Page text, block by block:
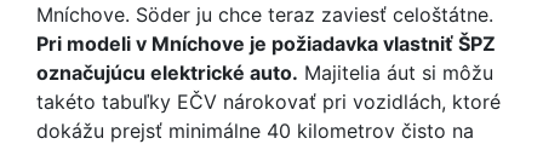
Mníchove. Söder ju chce teraz zaviesť celoštátne.
Pri modeli v Mníchove je požiadavka vlastniť ŠPZ
označujúcu elektrické auto. Majitelia áut si môžu
takéto tabuľky EČV nárokovať pri vozidlách, ktoré
dokážu prejsť minimálne 40 kilometrov čisto na